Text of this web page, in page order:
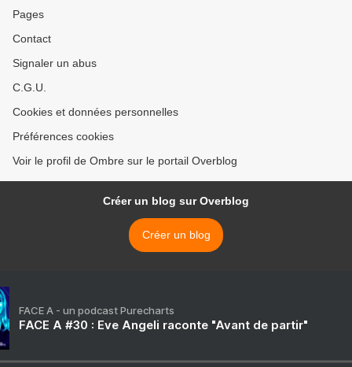
Pages
Contact
Signaler un abus
C.G.U.
Cookies et données personnelles
Préférences cookies
Voir le profil de Ombre sur le portail Overblog
Créer un blog sur Overblog
Créer un blog
FACE A - un podcast Purecharts
FACE A #30 : Eve Angeli raconte "Avant de partir"